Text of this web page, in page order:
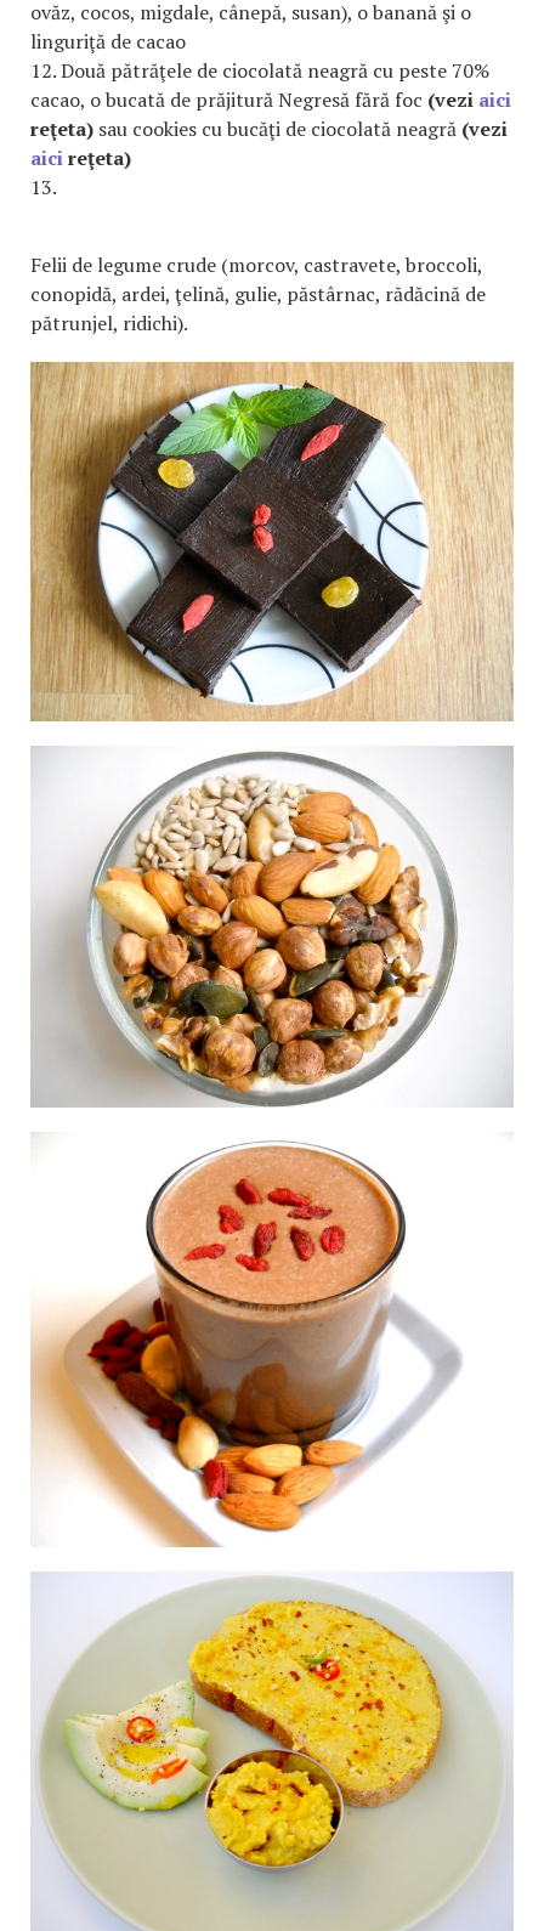
ovăz, cocos, migdale, cânepă, susan), o banană şi o
linguriţă de cacao
12. Două pătrăţele de ciocolată neagră cu peste 70%
cacao, o bucată de prăjitură Negresă fără foc (vezi aici
reţeta) sau cookies cu bucăţi de ciocolată neagră (vezi
aicireţeta)
13.
Felii de legume crude (morcov, castravete, broccoli,
conopidă, ardei, ţelină, gulie, păstârnac, rădăcină de
pătrunjel, ridichi).